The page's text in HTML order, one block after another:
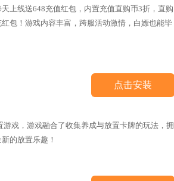
上线送648充值红包，内置充值直购币3折，直购
包！游戏内容丰富，跨服活动激情，白嫖也能毕
点击安装
戏，游戏融合了收集养成与放置卡牌的玩法，拥
的放置乐趣！